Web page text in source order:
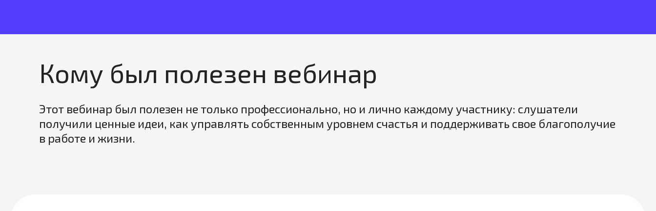
Кому был полезен вебинар
Этот вебинар был полезен не только профессионально, но и лично каждому участнику: слушатели
получили ценные идеи, как управлять собственным уровнем счастья и поддерживать свое благополучие
в работе и жизни.